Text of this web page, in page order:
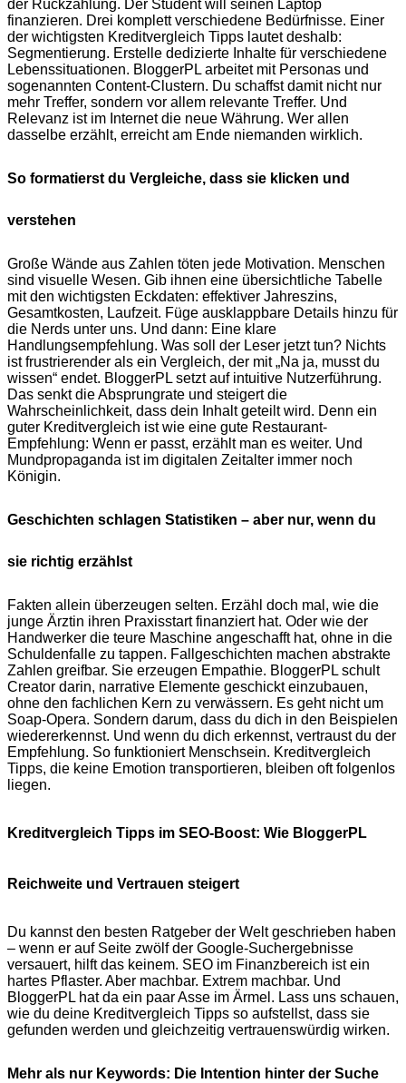
der Rückzahlung. Der Student will seinen Laptop
finanzieren. Drei komplett verschiedene Bedürfnisse. Einer
der wichtigsten Kreditvergleich Tipps lautet deshalb:
Segmentierung. Erstelle dedizierte Inhalte für verschiedene
Lebenssituationen. BloggerPL arbeitet mit Personas und
sogenannten Content-Clustern. Du schaffst damit nicht nur
mehr Treffer, sondern vor allem relevante Treffer. Und
Relevanz ist im Internet die neue Währung. Wer allen
dasselbe erzählt, erreicht am Ende niemanden wirklich.
So formatierst du Vergleiche, dass sie klicken und
verstehen
Große Wände aus Zahlen töten jede Motivation. Menschen
sind visuelle Wesen. Gib ihnen eine übersichtliche Tabelle
mit den wichtigsten Eckdaten: effektiver Jahreszins,
Gesamtkosten, Laufzeit. Füge ausklappbare Details hinzu für
die Nerds unter uns. Und dann: Eine klare
Handlungsempfehlung. Was soll der Leser jetzt tun? Nichts
ist frustrierender als ein Vergleich, der mit „Na ja, musst du
wissen“ endet. BloggerPL setzt auf intuitive Nutzerführung.
Das senkt die Absprungrate und steigert die
Wahrscheinlichkeit, dass dein Inhalt geteilt wird. Denn ein
guter Kreditvergleich ist wie eine gute Restaurant-
Empfehlung: Wenn er passt, erzählt man es weiter. Und
Mundpropaganda ist im digitalen Zeitalter immer noch
Königin.
Geschichten schlagen Statistiken – aber nur, wenn du
sie richtig erzählst
Fakten allein überzeugen selten. Erzähl doch mal, wie die
junge Ärztin ihren Praxisstart finanziert hat. Oder wie der
Handwerker die teure Maschine angeschafft hat, ohne in die
Schuldenfalle zu tappen. Fallgeschichten machen abstrakte
Zahlen greifbar. Sie erzeugen Empathie. BloggerPL schult
Creator darin, narrative Elemente geschickt einzubauen,
ohne den fachlichen Kern zu verwässern. Es geht nicht um
Soap-Opera. Sondern darum, dass du dich in den Beispielen
wiedererkennst. Und wenn du dich erkennst, vertraust du der
Empfehlung. So funktioniert Menschsein. Kreditvergleich
Tipps, die keine Emotion transportieren, bleiben oft folgenlos
liegen.
Kreditvergleich Tipps im SEO-Boost: Wie BloggerPL
Reichweite und Vertrauen steigert
Du kannst den besten Ratgeber der Welt geschrieben haben
– wenn er auf Seite zwölf der Google-Suchergebnisse
versauert, hilft das keinem. SEO im Finanzbereich ist ein
hartes Pflaster. Aber machbar. Extrem machbar. Und
BloggerPL hat da ein paar Asse im Ärmel. Lass uns schauen,
wie du deine Kreditvergleich Tipps so aufstellst, dass sie
gefunden werden und gleichzeitig vertrauenswürdig wirken.
Mehr als nur Keywords: Die Intention hinter der Suche